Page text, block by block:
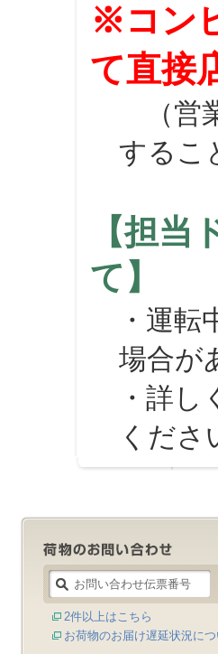
※コン
て直接
（営
するこ
【担
て】
・運転
場合が
・詳し
くださ
2件以上はこちら
お荷物のお届け遅延状況につ